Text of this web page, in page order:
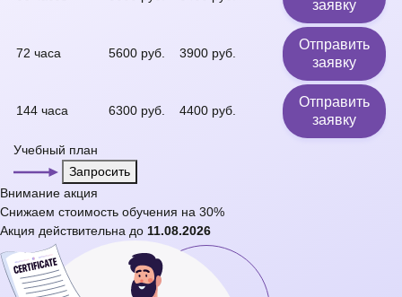
заявку
72 часа 5600 руб. 3900 руб.
Отправить
заявку
144 часа 6300 руб. 4400 руб.
Отправить
заявку
Учебный план
Запросить
Внимание акция
Снижаем стоимость обучения на 30%
Акция действительна до 11.08.2026